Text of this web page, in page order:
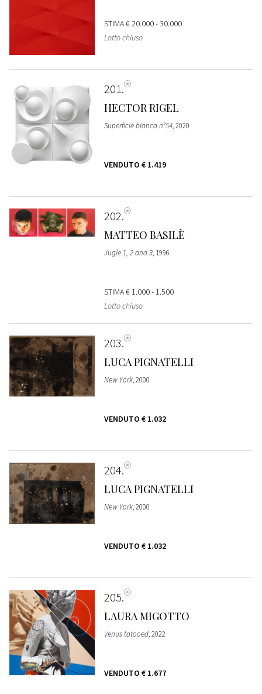
STIMA€ 20.000 - 30.000
Lotto chiuso
201
HECTOR RIGEL
Superficie bianca n°54, 2020
VENDUTO € 1.419
202
MATTEO BASILÈ
Jugle 1, 2 and 3, 1996
STIMA€ 1.000 - 1.500
Lotto chiuso
203
LUCA PIGNATELLI
New York, 2000
VENDUTO € 1.032
204
LUCA PIGNATELLI
New York, 2000
VENDUTO € 1.032
205
LAURA MIGOTTO
Venus tatooed, 2022
VENDUTO € 1.677